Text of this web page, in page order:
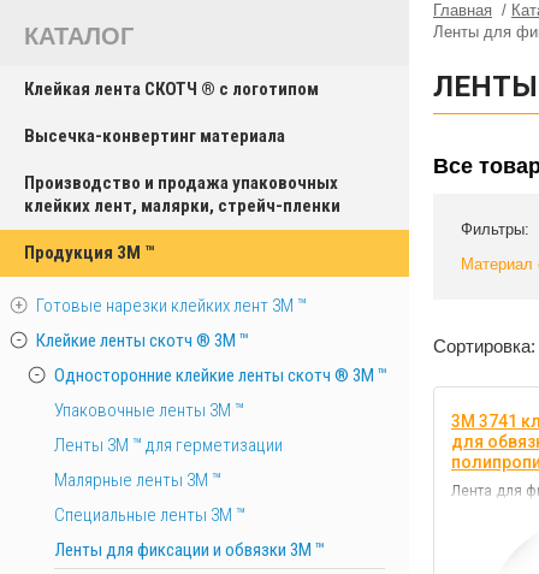
Главная
Ленты для
ЛЕНТЫ
Все
Фильтры:
Материал
Сортировка:
3M 3741
для
Лента для
КАТАЛОГ
Клейкая лента СКОТЧ ® с логотипом
Высечка-конвертинг материала
Производство и продажа упаковочных
клейких лент, малярки, стрейч-пленки
Продукция 3M ™
Готовые нарезки клейких лент 3M ™
Клейкие ленты скотч ® 3M ™
Односторонние клейкие ленты скотч ® 3M ™
Упаковочные ленты 3М ™
Ленты 3М ™ для герметизации
Малярные ленты 3М ™
Специальные ленты 3M ™
Ленты для фиксации и обвязки 3M ™